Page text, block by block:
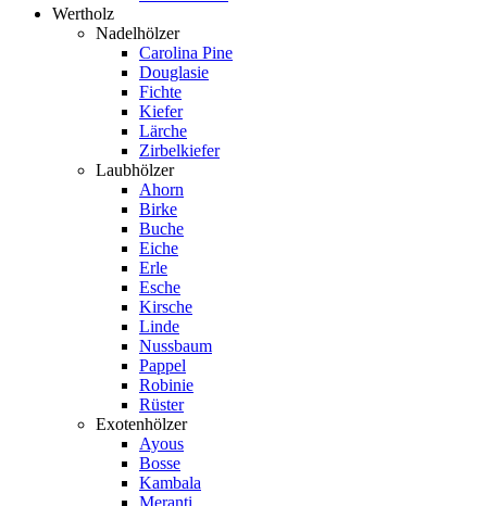
Wertholz
Nadelhölzer
Carolina Pine
Douglasie
Fichte
Kiefer
Lärche
Zirbelkiefer
Laubhölzer
Ahorn
Birke
Buche
Eiche
Erle
Esche
Kirsche
Linde
Nussbaum
Pappel
Robinie
Rüster
Exotenhölzer
Ayous
Bosse
Kambala
Meranti